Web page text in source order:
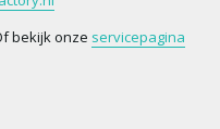
bekijk onze servicepagina